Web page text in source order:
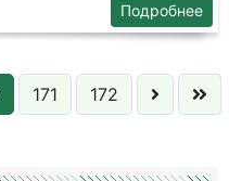
Подробнее
171 172